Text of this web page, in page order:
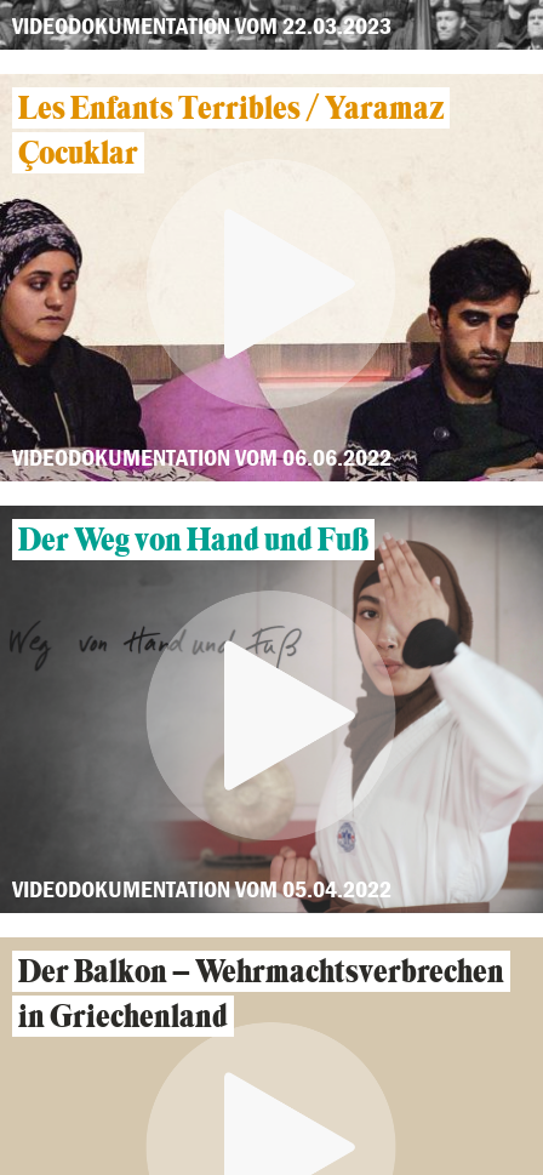
VIDEODOKUMENTATION VOM 22.03.2023
Les Enfants Terribles / Yaramaz
Çocuklar
VIDEODOKUMENTATION VOM 06.06.2022
Der Weg von Hand und Fuß
VIDEODOKUMENTATION VOM 05.04.2022
Der Balkon – Wehrmachtsverbrechen
in Griechenland